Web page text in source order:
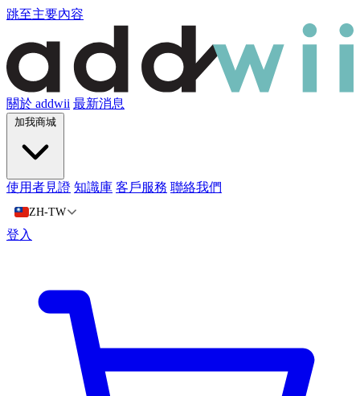
跳至主要內容
關於 addwii 最新消息
加我商城
使用者見證 知識庫 客戶服務 聯絡我們
ZH-TW
登入